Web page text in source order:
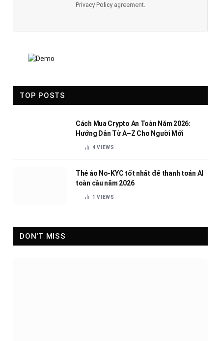
Privacy Policyagreement.
TOP POSTS
Cách Mua Crypto An Toàn Năm 2026:
Hướng Dẫn Từ A–Z Cho Người Mới
4VIEWS
Thẻ ảo No-KYC tốt nhất để thanh toán AI
toàn cầu năm 2026
1VIEWS
DON'T MISS